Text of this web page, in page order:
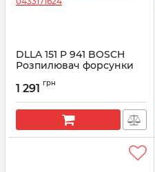
DLLA 151 P 941 BOSCH
Розпилювач форсунки
Артикул:
1 291 грн